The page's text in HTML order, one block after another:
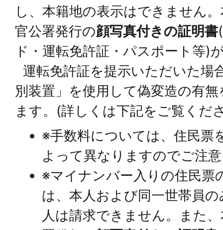
し、本籍地の表示はできません
官公署発行の顔写真付きの証明書
ド・運転免許証・パスポート等)
運転免許証を提示いただいた場
別装置」を使用して偽変造の有
ます。(詳しくは下記をご覧くだ
※手数料については、住民票
よって異なりますのでご注
※マイナンバー入りの住民票
は、本人および同一世帯員
人は請求できません。また